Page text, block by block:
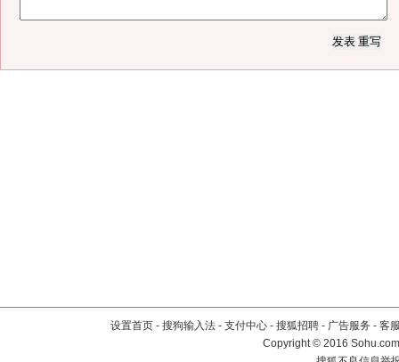
设置首页 - 搜狗输入法 - 支付中心 - 搜狐招聘 - 广告服务 - 客
Copyright©2016